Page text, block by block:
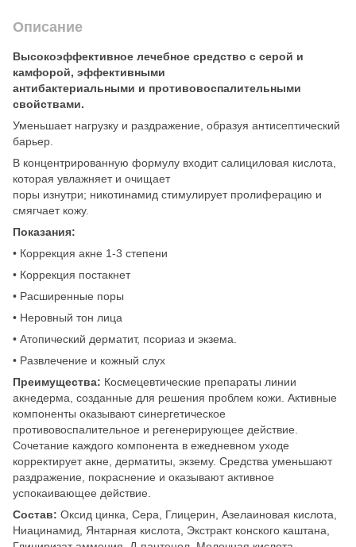
Описание
Высокоэффективное лечебное средство с серой и
камфорой, эффективными
антибактериальными и противовоспалительными
свойствами.
Уменьшает нагрузку и раздражение, образуя антисептический
барьер.
В концентрированную формулу входит салициловая кислота,
которая увлажняет и очищает
поры изнутри; никотинамид стимулирует пролиферацию и
смягчает кожу.
Показания:
• Коррекция акне 1-3 степени
• Коррекция постакнет
• Расширенные поры
• Неровный тон лица
• Атопический дерматит, псориаз и экзема.
• Развлечение и кожный слух
Преимущества: Космецевтические препараты линии
акнедерма, созданные для решения проблем кожи. Активные
компоненты оказывают синергетическое
противовоспалительное и регенерирующее действие.
Сочетание каждого компонента в ежедневном уходе
корректирует акне, дерматиты, экзему. Средства уменьшают
раздражение, покраснение и оказывают активное
успокаивающее действие.
Состав: Оксид цинка, Сера, Глицерин, Азелаиновая кислота,
Ниацинамид, Янтарная кислота, Экстракт конского каштана,